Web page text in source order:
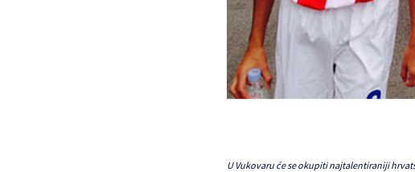
U Vukovaru će se okupiti najtalentiraniji